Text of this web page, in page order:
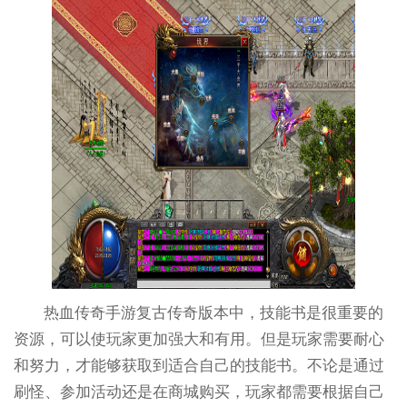
热血传奇手游复古传奇版本中，技能书是很重要的
资源，可以使玩家更加强大和有用。但是玩家需要耐心
和努力，才能够获取到适合自己的技能书。不论是通过
刷怪、参加活动还是在商城购买，玩家都需要根据自己